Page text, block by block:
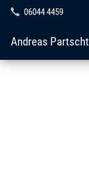
06044 4459
Andreas Partscht